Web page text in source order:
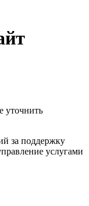
уточнить
за поддержку
услугами